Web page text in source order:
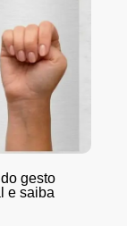
gesto
e saiba